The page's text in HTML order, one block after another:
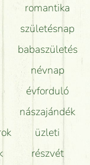
a csokor?
boltban?
romantika
születésnap
babaszületés
névnap
évforduló
nászajándék
üzleti
részvét